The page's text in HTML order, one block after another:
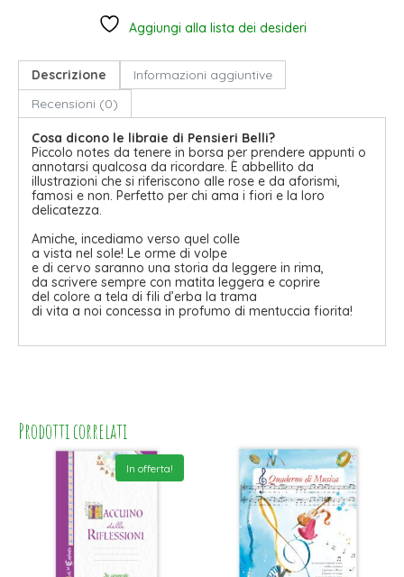
Aggiungi alla lista dei desideri
Descrizione
Informazioni aggiuntive
Recensioni (0)
Cosa dicono le libraie di Pensieri Belli?
Piccolo notes da tenere in borsa per prendere appunti o
annotarsi qualcosa da ricordare. È abbellito da
illustrazioni che si riferiscono alle rose e da aforismi,
famosi e non. Perfetto per chi ama i fiori e la loro
delicatezza.
Amiche, incediamo verso quel colle
a vista nel sole! Le orme di volpe
e di cervo saranno una storia da leggere in rima,
da scrivere sempre con matita leggera e coprire
del colore a tela di fili d’erba la trama
di vita a noi concessa in profumo di mentuccia fiorita!
Prodotti correlati
In offerta!